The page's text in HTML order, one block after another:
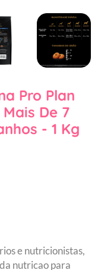
Pro Plan
De 7
- 1 Kg
e nutricionistas,
nutricao para